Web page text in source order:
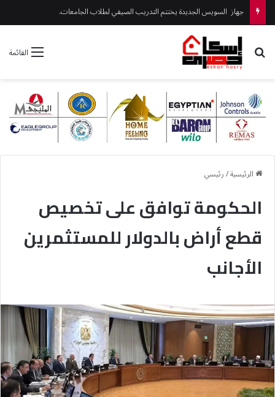
جهاز السويس الجديدة يختتم التدريب الصيفي لطلاب الجامعات.
القائمة بحث عن
الرئيسية/رئيسي
الحكومة توافق على تخصيص
قطع أراض بالدولار للمستثمرين
الأجانب